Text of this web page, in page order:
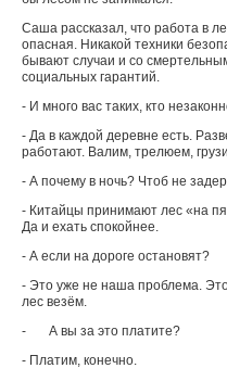
Саша рассказал, что рабо­та в
опасная. Ника­кой техники
бывают случаи и со
социальных гарантий.
- И много вас таких, кто
- Да в каждой деревне есть.
работа­ют. Валим, трелюем,
- А почему в ночь? Чтоб не
- Китайцы принимают лес «на
Да и ехать спо­койнее.
- А если на дороге оста­новят?
- Это уже не наша пробле­ма.
лес везём.
- А вы за это платите?
- Платим, конечно.